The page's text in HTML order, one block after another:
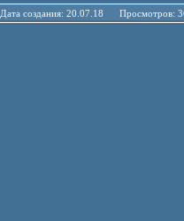
Дата создания: 20.07.18 Просмотров: